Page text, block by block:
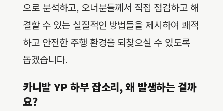
으로 분석하고, 오너분들께서 직접 점검하고 해
결할 수 있는 실질적인 방법들을 제시하여 쾌적
하고 안전한 주행 환경을 되찾으실 수 있도록
돕겠습니다.
카니발 YP 하부 잡소리, 왜 발생하는 걸까
요?